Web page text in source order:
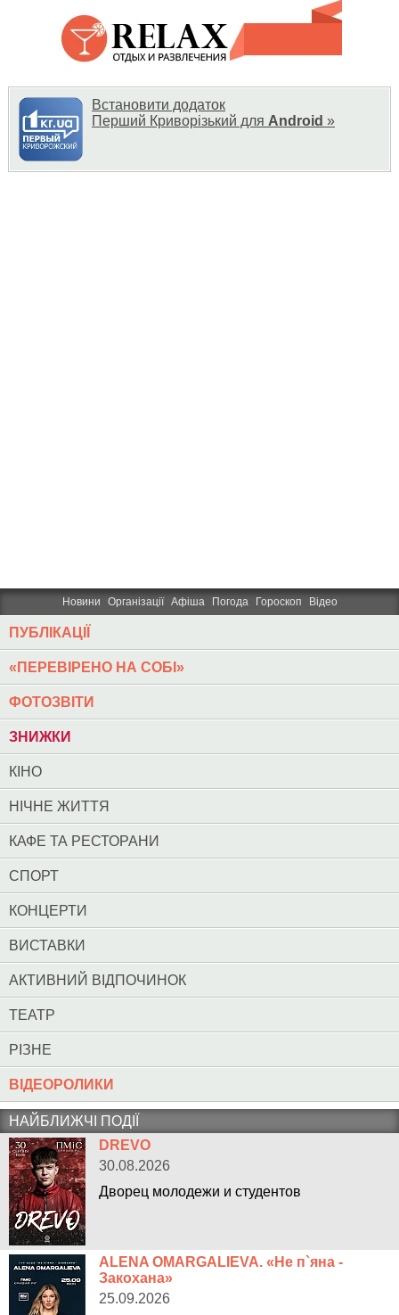
Встановити додаток
Перший Криворізький для Android »
Новини Організації Афіша Погода Гороскоп Відео
ПУБЛІКАЦІЇ
«ПЕРЕВІРЕНО НА СОБІ»
ФОТОЗВІТИ
ЗНИЖКИ
КІНО
НІЧНЕ ЖИТТЯ
КАФЕ ТА РЕСТОРАНИ
СПОРТ
КОНЦЕРТИ
ВИСТАВКИ
АКТИВНИЙ ВІДПОЧИНОК
ТЕАТР
РІЗНЕ
ВІДЕОРОЛИКИ
НАЙБЛИЖЧІ ПОДІЇ
DREVO
30.08.2026
Дворец молодежи и студентов
ALENA OMARGALIEVA. «Не п`яна -
Закохана»
25.09.2026